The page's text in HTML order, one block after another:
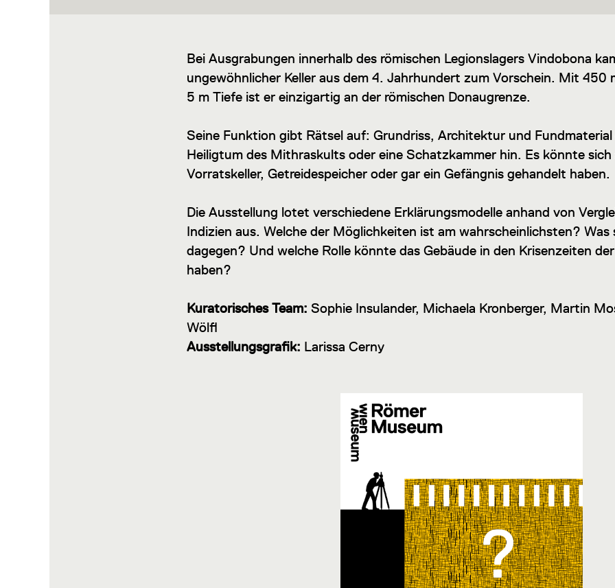
Bei Ausgrabungen innerhalb des römischen Legionslagers Vindobona
ungewöhnlicher Keller aus dem 4. Jahrhundert zum Vorschein. Mit 450
5 m Tiefe ist er einzigartig an der römischen Donaugrenze.
Seine Funktion gibt Rätsel auf: Grundriss, Architektur und
Heiligtum des Mithraskults oder eine Schatzkammer hin. Es könnte sich
Vorratskeller, Getreidespeicher oder gar ein Gefängnis gehandelt haben.
Die Ausstellung lotet verschiedene Erklärungsmodelle anhand von
Indizien aus. Welche der Möglichkeiten ist am wahrscheinlichsten?
dagegen? Und welche Rolle könnte das Gebäude in den Krisenzeiten
haben?
Kuratorisches Team: Sophie Insulander, Michaela Kronberger, Martin
Wölfl
Ausstellungsgrafik: Larissa Cerny